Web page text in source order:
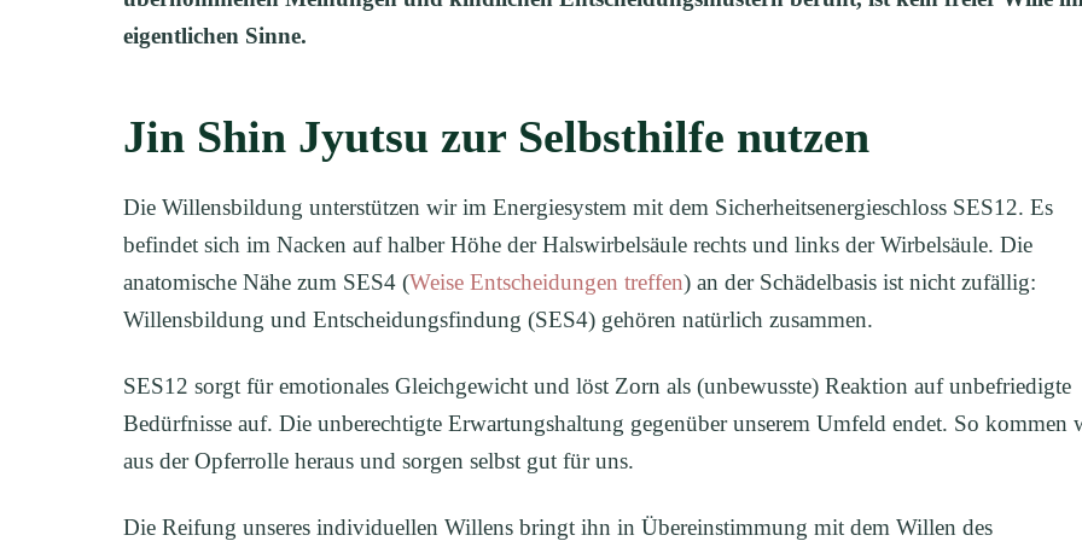
eigentlichen Sinne.
Jin Shin Jyutsu zur Selbsthilfe nutzen
Die Willensbildung unterstützen wir im Energiesystem mit dem Sicherheitsenergieschloss SES12. Es
befindet sich im Nacken auf halber Höhe der Halswirbelsäule rechts und links der Wirbelsäule. Die
anatomische Nähe zum SES4 (Weise Entscheidungen treffen) an der Schädelbasis ist nicht zufällig:
Willensbildung und Entscheidungsfindung (SES4) gehören natürlich zusammen.
SES12 sorgt für emotionales Gleichgewicht und löst Zorn als (unbewusste) Reaktion auf unbefriedigte
Bedürfnisse auf. Die unberechtigte Erwartungshaltung gegenüber unserem Umfeld endet. So kommen
aus der Opferrolle heraus und sorgen selbst gut für uns.
Die Reifung unseres individuellen Willens bringt ihn in Übereinstimmung mit dem Willen des